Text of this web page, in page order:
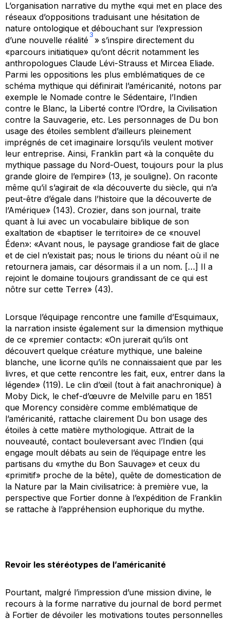
L’organisation narrative du mythe «qui met en place des
réseaux d’oppositions traduisant une hésitation de
nature ontologique et débouchant sur l’expression
d’une nouvelle réalité
3
» s’inspire directement du
«parcours initiatique» qu’ont décrit notamment les
anthropologues Claude Lévi-Strauss et Mircea Eliade.
Parmi les oppositions les plus emblématiques de ce
schéma mythique qui définirait l’américanité, notons par
exemple le Nomade contre le Sédentaire, l’Indien
contre le Blanc, la Liberté contre l’Ordre, la Civilisation
contre la Sauvagerie, etc. Les personnages de Du bon
usage des étoiles semblent d’ailleurs pleinement
imprégnés de cet imaginaire lorsqu’ils veulent motiver
leur entreprise. Ainsi, Franklin part «à la conquête du
mythique passage du Nord-Ouest, toujours pour la plus
grande gloire de l’empire» (13, je souligne). On raconte
même qu’il s’agirait de «la découverte du siècle, qui n’a
peut-être d’égale dans l’histoire que la découverte de
l’Amérique» (143). Crozier, dans son journal, traite
quant à lui avec un vocabulaire biblique de son
exaltation de «baptiser le territoire» de ce «nouvel
Éden»: «Avant nous, le paysage grandiose fait de glace
et de ciel n’existait pas; nous le tirions du néant où il ne
retournera jamais, car désormais il a un nom. […] Il a
rejoint le domaine toujours grandissant de ce qui est
nôtre sur cette Terre» (43).
Lorsque l’équipage rencontre une famille d’Esquimaux,
la narration insiste également sur la dimension mythique
de ce «premier contact»: «On jurerait qu’ils ont
découvert quelque créature mythique, une baleine
blanche, une licorne qu’ils ne connaissaient que par les
livres, et que cette rencontre les fait, eux, entrer dans la
légende» (119). Le clin d’œil (tout à fait anachronique) à
Moby Dick, le chef-d’œuvre de Melville paru en 1851
que Morency considère comme emblématique de
l’américanité, rattache clairement Du bon usage des
étoiles à cette matière mythologique. Attrait de la
nouveauté, contact bouleversant avec l’Indien (qui
engage moult débats au sein de l’équipage entre les
partisans du «mythe du Bon Sauvage» et ceux du
«primitif» proche de la bête), quête de domestication de
la Nature par la Main civilisatrice: à première vue, la
perspective que Fortier donne à l’expédition de Franklin
se rattache à l’appréhension euphorique du mythe.
Revoir les stéréotypes de l’américanité
Pourtant, malgré l’impression d’une mission divine, le
recours à la forme narrative du journal de bord permet
à Fortier de dévoiler les motivations toutes personnelles